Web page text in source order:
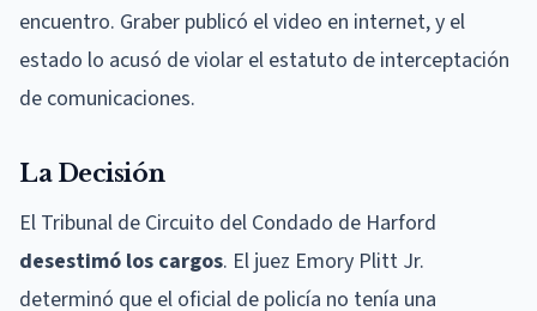
encuentro. Graber publicó el video en internet, y el
estado lo acusó de violar el estatuto de interceptación
de comunicaciones.
La Decisión
El Tribunal de Circuito del Condado de Harford
desestimó los cargos. El juez Emory Plitt Jr.
determinó que el oficial de policía no tenía una